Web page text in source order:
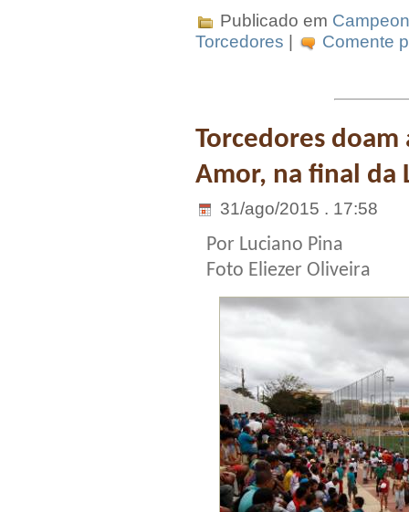
Publicado em
Torcedores
Comente
Torcedores doam
Amor, na final da
31/ago/2015 . 17:58
Por Luciano Pina
Foto Eliezer Oliveira